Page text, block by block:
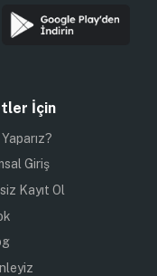
İçin
Giriş
Kayıt Ol